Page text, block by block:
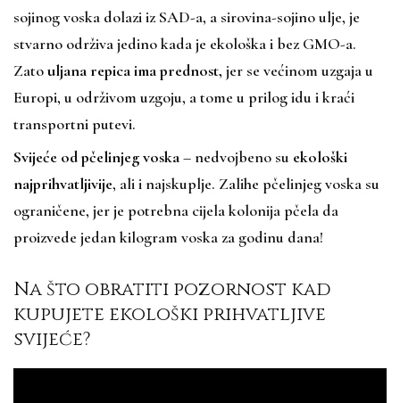
sojinog voska dolazi iz SAD-a, a sirovina-sojino ulje, je
stvarno održiva jedino kada je ekološka i bez GMO-a.
Zatouljanarepica ima prednost, jer se većinom uzgaja u
Europi, u održivom uzgoju, a tome u prilog idu i kraći
transportni putevi.
Svijeće od pčelinjeg voska– nedvojbeno su ekološki
najprihvatljivije, ali i najskuplje. Zalihe pčelinjeg voska su
ograničene, jer je potrebna cijela kolonija pčela da
proizvede jedan kilogram voska za godinu dana!
Na što obratiti pozornost kad
kupujete ekološki prihvatljive
svijeće?